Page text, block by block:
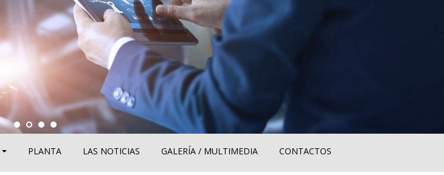
PLANTA LAS NOTICIAS GALERÍA / MULTIMEDIA CONTACTOS